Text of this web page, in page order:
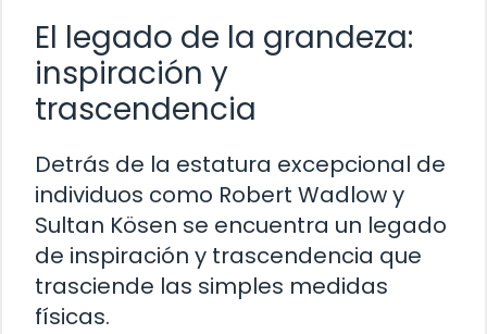
El legado de la grandeza:
inspiración y
trascendencia
Detrás de la estatura excepcional de
individuos como Robert Wadlow y
Sultan Kösen se encuentra un legado
de inspiración y trascendencia que
trasciende las simples medidas
físicas.